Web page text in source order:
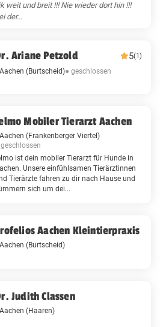
weit und breit !!! Nie wieder dort hin !!!
der...
Ariane Petzold 5(1)
Aachen(Burtscheid)● geschlossen
Mobiler Tierarzt Aachen
Aachen(Frankenberger Viertel)
ist dein mobiler Tierarzt für Hunde in
Unsere einfühlsamen Tierärztinnen
Tierärzte fahren zu dir nach Hause und
sich um dei...
Aachen Kleintierpraxis
Aachen(Burtscheid)
Judith Classen
Aachen(Haaren)